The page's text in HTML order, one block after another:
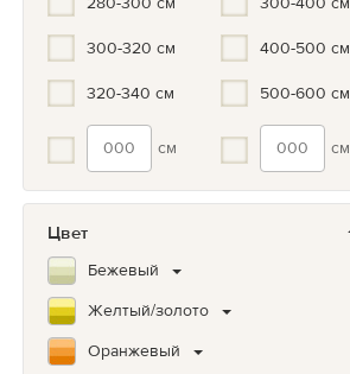
300-320 см
320-340 см
см
400-500 см
500-600 см
см
Цвет
Бежевый
Желтый/золото
Оранжевый